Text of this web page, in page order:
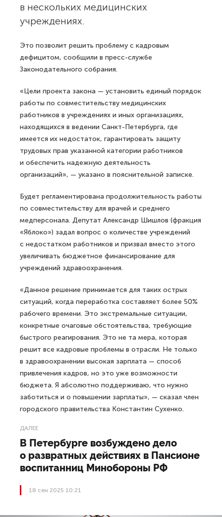
в нескольких медицинских
учреждениях.
Это позволит решить проблему с кадровым
дефицитом, сообщили в пресс-службе
Законодательного собрания.
«Цели проекта закона — установить единый порядок
работы по совместительству медицинских
работников в учреждениях и иных организациях,
находящихся в ведении Санкт-Петербурга, где
имеется их недостаток, гарантировать защиту
трудовых прав указанной категории работников
и обеспечить надежную деятельность
организаций», — указано в пояснительной записке.
Будет регламентирована продолжительность работы
по совместительству для врачей и среднего
медперсонала. Депутат Александр Шишлов (фракция
«Яблоко») задал вопрос о количестве учреждений
с недостатком работников и призвал вместо этого
увеличивать бюджетное финансирование для
учреждений здравоохранения.
«Данное решение принимается для таких острых
ситуаций, когда переработка составляет более 50%
рабочего времени. Это экстремальные ситуации,
конкретные очаговые обстоятельства, требующие
быстрого реагирования. Это не та мера, которая
решит все кадровые проблемы в отрасли. Не только
в здравоохранении высокая зарплата — способ
привлечения кадров, но это уже возможности
бюджета. Я абсолютно поддерживаю, что нужно
заботиться и о повышении зарплаты», — сказал член
городского правительства Константин Сухенко.
ДАЛЕЕ
В Петербурге возбуждено дело
о развратных действиях в Пансионе
воспитанниц Минобороны РФ
18 сен 2025 10:21